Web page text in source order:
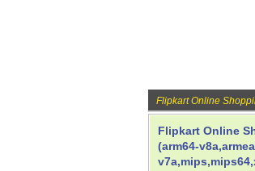
Flipkart Online
Flipkart Online
(arm64-